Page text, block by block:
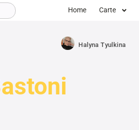
Home Carte
Halyna Tyulkina